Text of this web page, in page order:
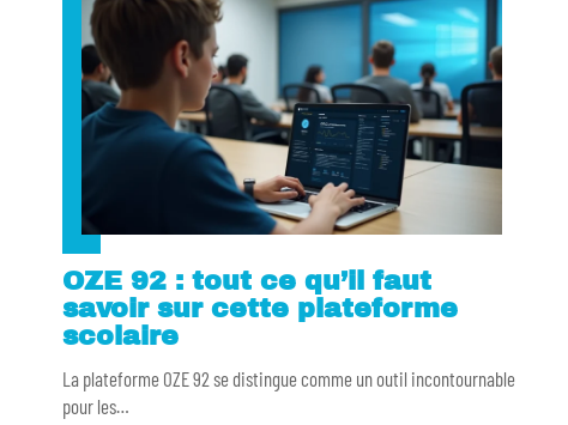
OZE 92 : tout ce qu’il faut
savoir sur cette plateforme
scolaire
La plateforme OZE 92 se distingue comme un outil incontournable
pour les…